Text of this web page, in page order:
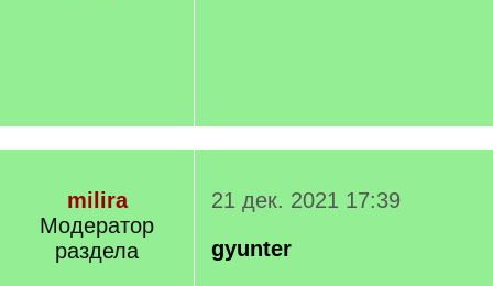
milira
Модератор
раздела
21 дек. 2021 17:39
gyunter